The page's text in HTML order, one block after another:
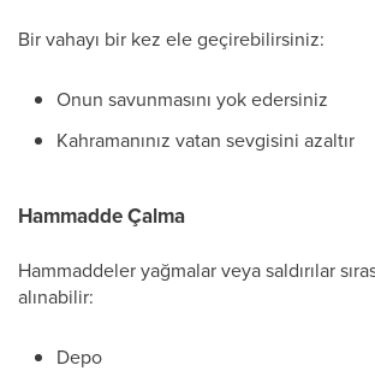
Bir vahayı bir kez ele geçirebilirsiniz:
Onun savunmasını yok edersiniz
Kahramanınız vatan sevgisini azaltır
Hammadde Çalma
Hammaddeler yağmalar veya saldırılar
alınabilir:
Depo